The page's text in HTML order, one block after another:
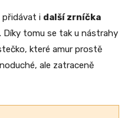
přidávat i další zrníčka
. Díky tomu se tak u nástrahy
které amur prostě
ale zatraceně